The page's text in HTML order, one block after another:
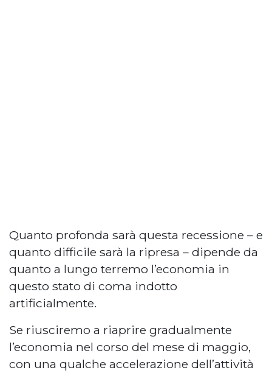
Quanto profonda sarà questa recessione – e
quanto difficile sarà la ripresa – dipende da
quanto a lungo terremo l’economia in
questo stato di coma indotto
artificialmente.
Se riusciremo a riaprire gradualmente
l’economia nel corso del mese di maggio,
con una qualche accelerazione dell’attività